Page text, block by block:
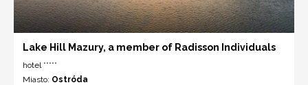
Lake Hill Mazury, a member of Radisson Individuals
hotel *****
Miasto: Ostróda